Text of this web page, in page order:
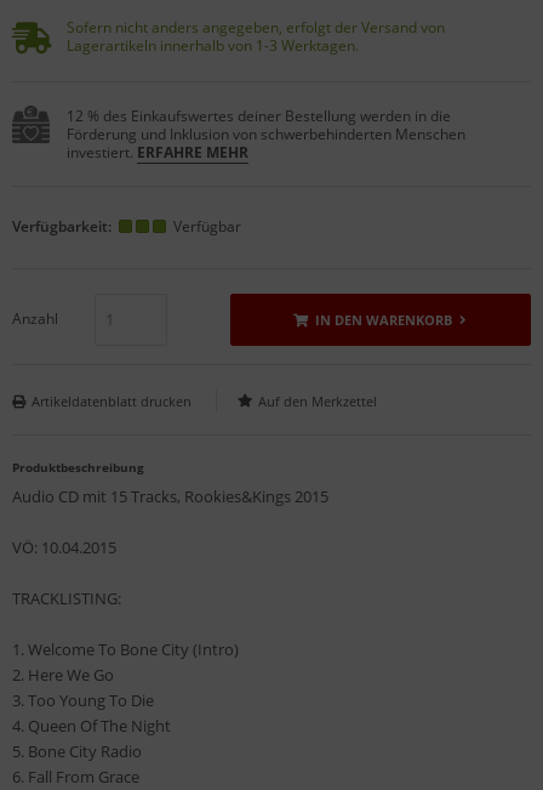
Sofern nicht anders angegeben, erfolgt der Versand von
Lagerartikeln innerhalb von 1-3 Werktagen.
12 % des Einkaufswertes deiner Bestellung werden in die
Förderung und Inklusion von schwerbehinderten Menschen
investiert. ERFAHRE MEHR
Verfügbarkeit: Verfügbar
Anzahl IN DEN WARENKORB
Artikeldatenblatt drucken
Produktbeschreibung
Audio CD mit 15 Tracks, Rookies&Kings 2015
VÖ: 10.04.2015
TRACKLISTING:
1. Welcome To Bone City (Intro)
2. Here We Go
3. Too Young To Die
4. Queen Of The Night
5. Bone City Radio
6. Fall From Grace